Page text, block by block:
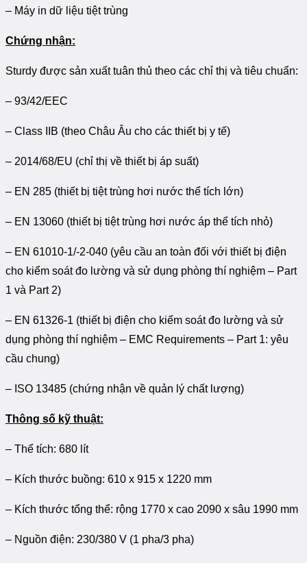
– Máy in dữ liệu tiệt trùng
Chứng nhận:
Sturdy được sản xuất tuân thủ theo các chỉ thị và tiêu chuẩn:
– 93/42/EEC
– Class IIB (theo Châu Âu cho các thiết bị y tế)
– 2014/68/EU (chỉ thị về thiết bị áp suất)
– EN 285 (thiết bị tiệt trùng hơi nước thể tích lớn)
– EN 13060 (thiết bị tiệt trùng hơi nước áp thể tích nhỏ)
– EN 61010-1/-2-040 (yêu cầu an toàn đối với thiết bị điện
cho kiểm soát đo lường và sử dụng phòng thí nghiệm – Part
1 và Part 2)
– EN 61326-1 (thiết bị điện cho kiểm soát đo lường và sử
dụng phòng thí nghiệm – EMC Requirements – Part 1: yêu
cầu chung)
– ISO 13485 (chứng nhận về quản lý chất lượng)
Thông số kỹ thuật:
– Thể tích: 680 lít
– Kích thước buồng: 610 x 915 x 1220 mm
– Kích thước tổng thể: rộng 1770 x cao 2090 x sâu 1990 mm
– Nguồn điện: 230/380 V (1 pha/3 pha)